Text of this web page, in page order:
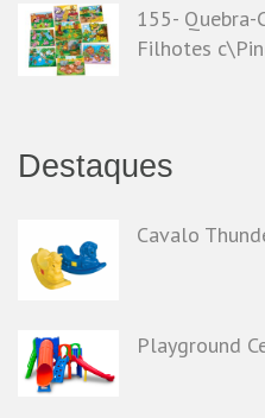
155- Quebra-
Filhotes
Destaques
Cavalo
Playground